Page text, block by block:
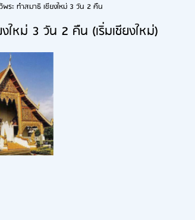
พระ ทำสมาธิ เชียงใหม่ 3 วัน 2 คืน
ใหม่ 3 วัน 2 คืน (เริ่มเชียงใหม่)